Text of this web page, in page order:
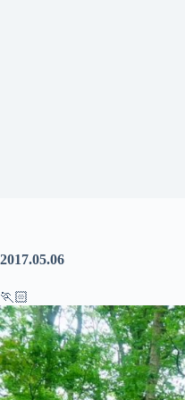
2017.05.06
🏃🏻